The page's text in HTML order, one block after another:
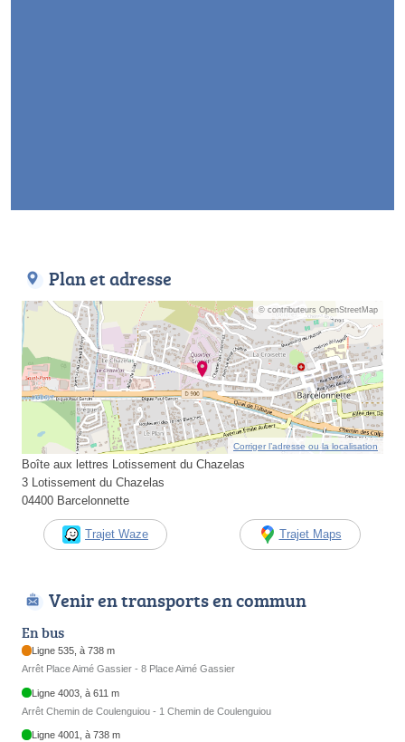
Plan et adresse
© contributeurs OpenStreetMap
Corriger l’adresse ou la localisation
Boîte aux lettres Lotissement du Chazelas
3 Lotissement du Chazelas
04400 Barcelonnette
Trajet Waze Trajet Maps
Venir en transports en commun
En bus
Ligne 535, à 738 m
Arrêt Place Aimé Gassier - 8 Place Aimé Gassier
Ligne 4003, à 611 m
Arrêt Chemin de Coulenguiou - 1 Chemin de Coulenguiou
Ligne 4001, à 738 m